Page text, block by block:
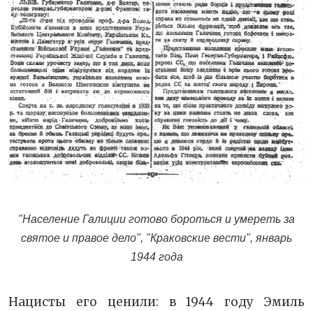
"Население Галиции готово бороться и умереть за
святое и правое дело", "Краковские вести", январь
1944 года
Нацисты его ценили: в 1944 году Эмиль